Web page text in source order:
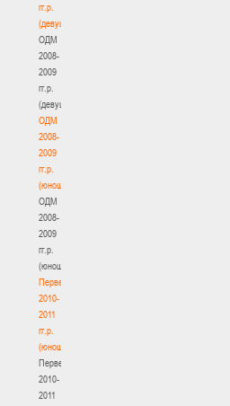
гг.р.
(девушки)
ОДМ
2008-
2009
гг.р.
(девушки)
ОДМ
2008-
2009
гг.р.
(юноши)
ОДМ
2008-
2009
гг.р.
(юноши)
Первенство
2010-
2011
гг.р.
(юноши)
Первенство
2010-
2011